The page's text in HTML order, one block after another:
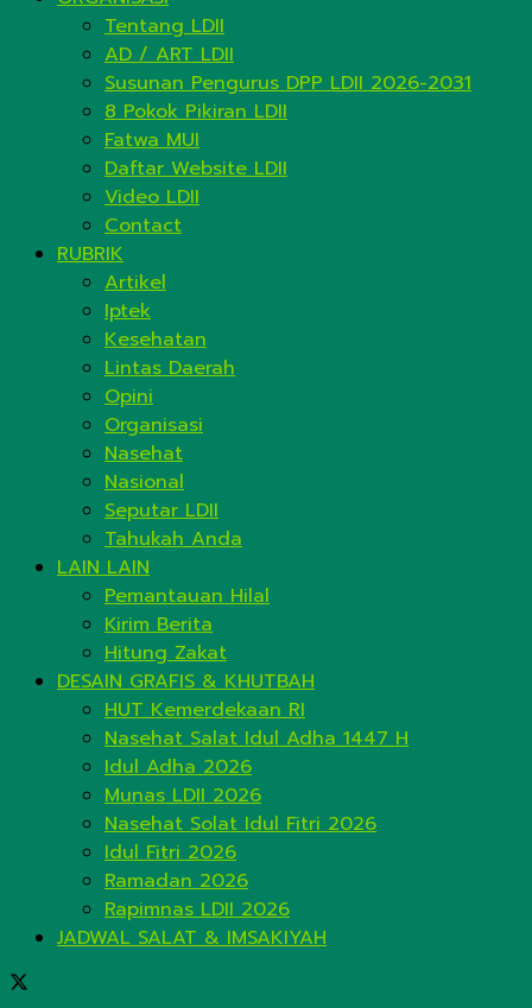
Tentang LDII
AD / ART LDII
Susunan Pengurus DPP LDII 2026-2031
8 Pokok Pikiran LDII
Fatwa MUI
Daftar Website LDII
Video LDII
Contact
RUBRIK
Artikel
Iptek
Kesehatan
Lintas Daerah
Opini
Organisasi
Nasehat
Nasional
Seputar LDII
Tahukah Anda
LAIN LAIN
Pemantauan Hilal
Kirim Berita
Hitung Zakat
DESAIN GRAFIS & KHUTBAH
HUT Kemerdekaan RI
Nasehat Salat Idul Adha 1447 H
Idul Adha 2026
Munas LDII 2026
Nasehat Solat Idul Fitri 2026
Idul Fitri 2026
Ramadan 2026
Rapimnas LDII 2026
JADWAL SALAT & IMSAKIYAH